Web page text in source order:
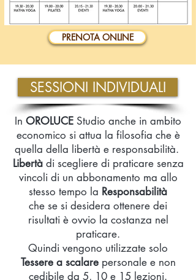
PRENOTA ONLINE
SESSIONI INDIVIDUALI
In OROLUCE Studio anche in ambito
economico si attua la filosofia che è
quella della libertà e responsabilità.
Libertà di scegliere di praticare senza
vincoli di un abbonamento ma allo
stesso tempo la Responsabilità
che se si desidera ottenere dei
risultati è ovvio la costanza nel
praticare.
Quindi vengono utilizzate solo
Tessere a scalare personale e non
cedibile da 5, 10 e 15 lezioni.